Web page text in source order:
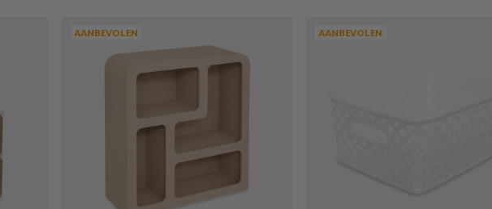
AANBEVOLEN AANBEVOLEN